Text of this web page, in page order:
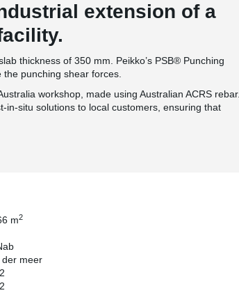
extension of a
thickness of 350 mm. Peikko’s PSB® Punching
punching shear forces.
workshop, made using Australian ACRS rebar.
in-situ solutions to local customers, ensuring that
m2
der meer